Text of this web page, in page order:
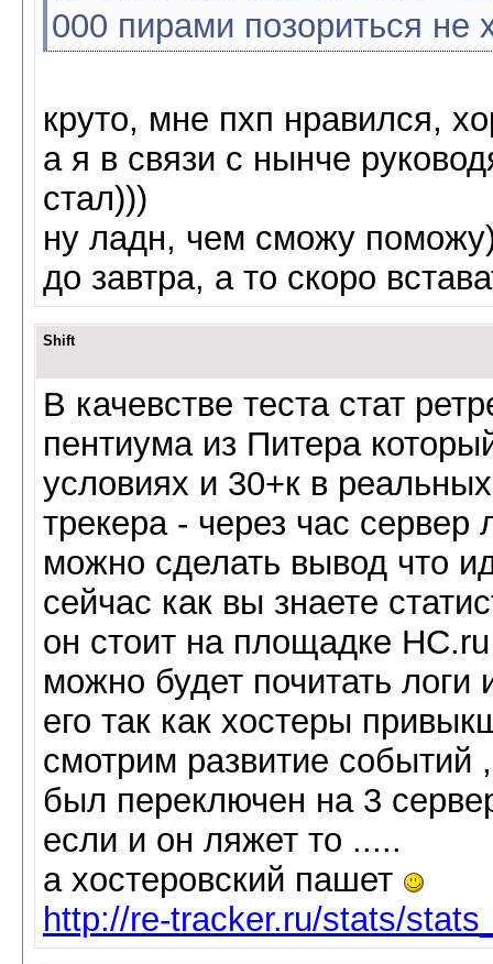
000 пирами позориться не
круто, мне пхп нравился,
а я в связи с нынче
стал)))
ну ладн, чем сможу
до завтра, а то скоро
Shift
В качевстве теста стат
пентиума из Питера
условиях и 30+к в
трекера - через час сервер
можно сделать вывод что
сейчас как вы знаете
он стоит на площадке
можно будет почитать логи
его так как хостеры
смотрим развитие событий
был переключен на 3
если и он ляжет то .....
а хостеровский пашет
http://re-tracker.ru/stats/